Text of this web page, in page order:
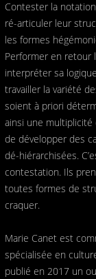
Contester la
ré-articuler leur
les formes
Performer en retour
interpréter sa
travailler la variété
soient à priori
ainsi une multiplicité
de développer des
dé-hiérarchisées.
contestation. Ils
toutes formes de
craquer.
Marie Canet est
spécialisée en
publié en 2017 un